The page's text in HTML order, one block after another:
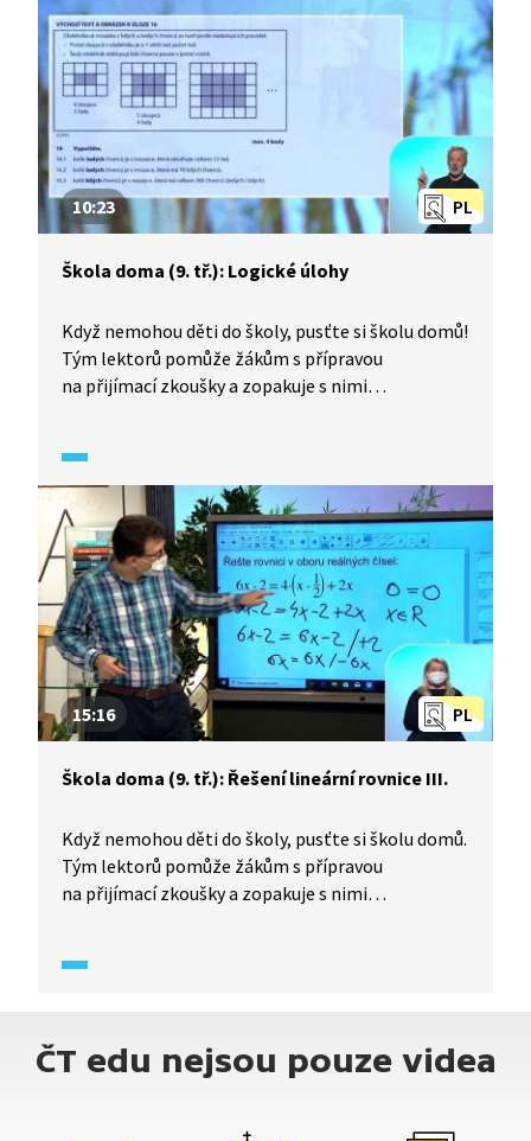
PL
10:23
Škola doma (9. tř.): Logické úlohy
Když nemohou děti do školy, pusťte si školu domů!
Tým lektorů pomůže žákům s přípravou
na přijímací zkoušky a zopakuje s nimi
logických úloh, čeho si všímat a na co si dát pozor.
Ukážeme si konkrétní příklad řešení logické úlohy.
PL
15:16
Škola doma (9. tř.): Řešení lineární rovnice III.
Když nemohou děti do školy, pusťte si školu domů.
Tým lektorů pomůže žákům s přípravou
na přijímací zkoušky a zopakuje s nimi
nemají žádné řešení, nebo naopak mají řešení
ČT edu nejsou pouze videa